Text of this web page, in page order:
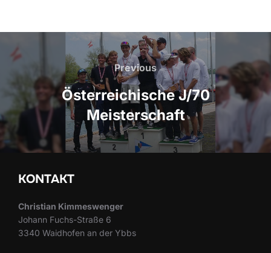
Beitragsnavigation
Previous
Previous
Österreichische J/70
Meisterschaft
KONTAKT
Christian Kimmeswenger
Johann Fuchs-Straße 6
3340 Waidhofen an der Ybbs